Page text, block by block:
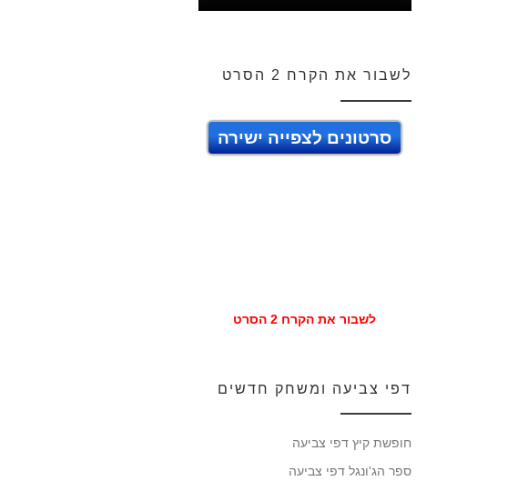
לשבור את הקרח 2 הסרט
סרטונים לצפייה ישירה
לשבור את הקרח 2 הסרט
דפי צביעה ומשחק חדשים
חופשת קיץ דפי צביעה
ספר הג'ונגל דפי צביעה